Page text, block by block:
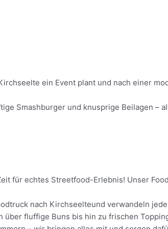
ein Event plant und nach einer
Smashburger und knusprige Beilagen –
für echtes Streetfood-Erlebnis! Unser
nach Kirchseelteund verwandeln
über fluffige Buns bis hin zu frischen